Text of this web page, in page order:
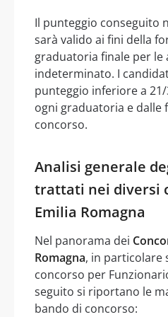
Il punteggio conseguito
sarà valido ai fini della
graduatoria finale per le
indeterminato. I
punteggio inferiore a
ogni graduatoria e dalle
concorso.
Analisi generale
trattati nei diversi
Emilia Romagna
Nel panorama dei
Romagna, in particolare
concorso per
seguito si riportano le
bando di concorso: